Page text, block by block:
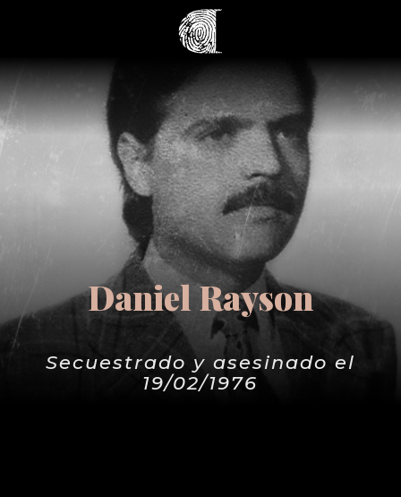
Daniel Rayson
Secuestrado y asesinado el
19/02/1976